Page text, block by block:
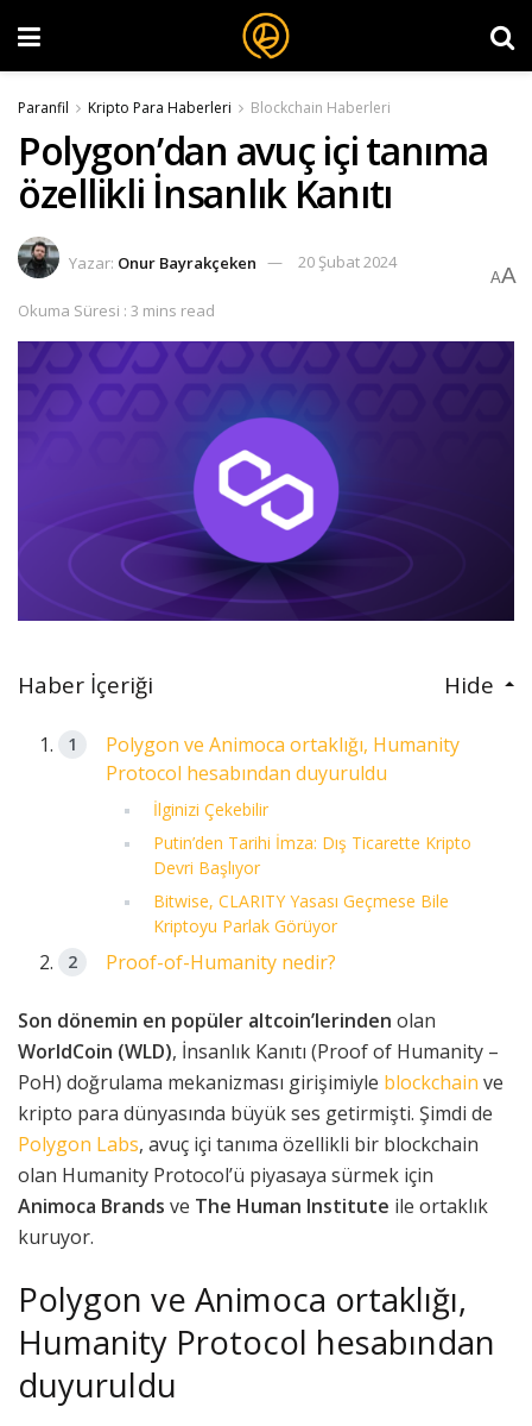
Paranfil Kripto Para Haberleri Blockchain Haberleri
Polygon’dan avuç içi tanıma
özellikli İnsanlık Kanıtı
Yazar: Onur Bayrakçeken 20 Şubat 2024
Okuma Süresi : 3 mins read
AA
Haber İçeriği Hide
Polygon ve Animoca ortaklığı, Humanity
Protocol hesabından duyuruldu
İlginizi Çekebilir
Putin’den Tarihi İmza: Dış Ticarette Kripto
Devri Başlıyor
Bitwise, CLARITY Yasası Geçmese Bile
Kriptoyu Parlak Görüyor
Proof-of-Humanity nedir?
Son dönemin en popüler altcoin’lerinden olan
WorldCoin (WLD), İnsanlık Kanıtı (Proof of Humanity –
PoH) doğrulama mekanizması girişimiyle blockchain ve
kripto para dünyasında büyük ses getirmişti. Şimdi de
Polygon Labs, avuç içi tanıma özellikli bir blockchain
olan Humanity Protocol’ü piyasaya sürmek için
Animoca Brands ve The Human Institute ile ortaklık
kuruyor.
Polygon ve Animoca ortaklığı,
Humanity Protocol hesabından
duyuruldu